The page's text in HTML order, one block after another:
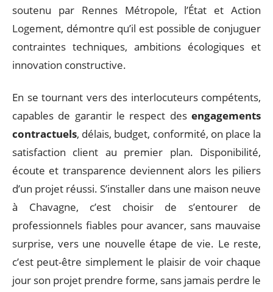
soutenu par Rennes Métropole, l’État et Action
Logement, démontre qu’il est possible de conjuguer
contraintes techniques, ambitions écologiques et
innovation constructive.
En se tournant vers des interlocuteurs compétents,
capables de garantir le respect des engagements
contractuels, délais, budget, conformité, on place la
satisfaction client au premier plan. Disponibilité,
écoute et transparence deviennent alors les piliers
d’un projet réussi. S’installer dans une maison neuve
à Chavagne, c’est choisir de s’entourer de
professionnels fiables pour avancer, sans mauvaise
surprise, vers une nouvelle étape de vie. Le reste,
c’est peut-être simplement le plaisir de voir chaque
jour son projet prendre forme, sans jamais perdre le